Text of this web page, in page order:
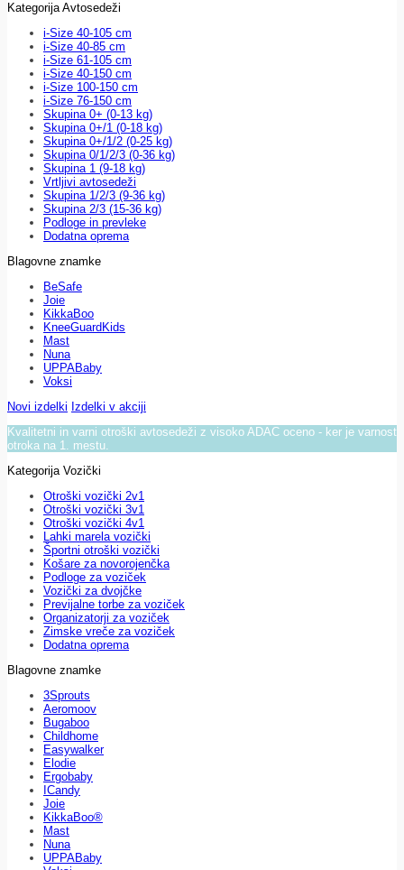
Kategorija Avtosedeži
i-Size 40-105 cm
i-Size 40-85 cm
i-Size 61-105 cm
i-Size 40-150 cm
i-Size 100-150 cm
i-Size 76-150 cm
Skupina 0+ (0-13 kg)
Skupina 0+/1 (0-18 kg)
Skupina 0+/1/2 (0-25 kg)
Skupina 0/1/2/3 (0-36 kg)
Skupina 1 (9-18 kg)
Vrtljivi avtosedeži
Skupina 1/2/3 (9-36 kg)
Skupina 2/3 (15-36 kg)
Podloge in prevleke
Dodatna oprema
Blagovne znamke
BeSafe
Joie
KikkaBoo
KneeGuardKids
Mast
Nuna
UPPABaby
Voksi
Novi izdelki Izdelki v akciji
Kvalitetni in varni otroški avtosedeži z visoko ADAC oceno - ker je varnost
otroka na 1. mestu.
Kategorija Vozički
Otroški vozički 2v1
Otroški vozički 3v1
Otroški vozički 4v1
Lahki marela vozički
Športni otroški vozički
Košare za novorojenčka
Podloge za voziček
Vozički za dvojčke
Previjalne torbe za voziček
Organizatorji za voziček
Zimske vreče za voziček
Dodatna oprema
Blagovne znamke
3Sprouts
Aeromoov
Bugaboo
Childhome
Easywalker
Elodie
Ergobaby
ICandy
Joie
KikkaBoo®
Mast
Nuna
UPPABaby